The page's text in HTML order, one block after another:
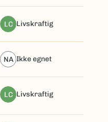
LC livskraftig
NA ikke egnet
LC livskraftig